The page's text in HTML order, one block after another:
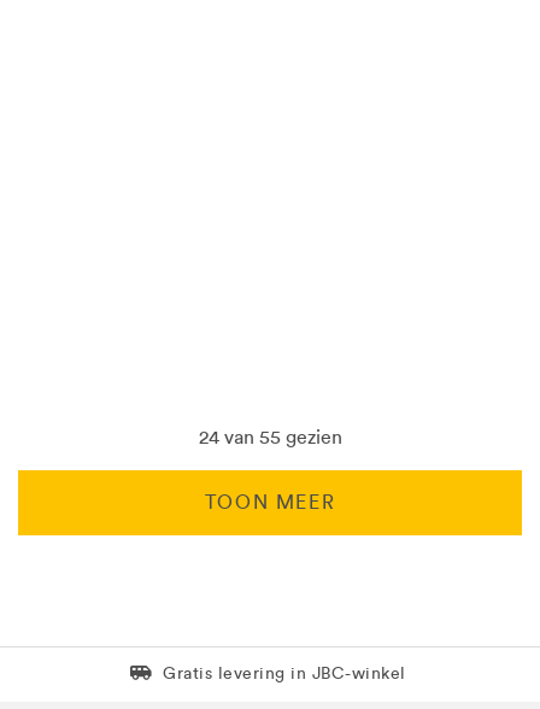
24 van 55 gezien
TOON MEER
Levering in 1 pakket
Gratis levering in JBC-winkel